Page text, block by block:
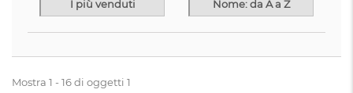
I più venduti Nome: da A a Z
Mostra 1 - 16 di oggetti 1